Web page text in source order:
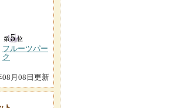
フルーツパー
ク
08月08日更新